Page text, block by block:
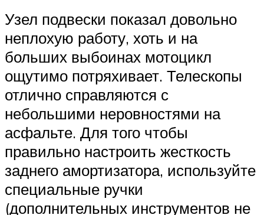
Узел подвески показал довольно
неплохую работу, хоть и на
больших выбоинах мотоцикл
ощутимо потряхивает. Телескопы
отлично справляются с
небольшими неровностями на
асфальте. Для того чтобы
правильно настроить жесткость
заднего амортизатора, используйте
специальные ручки
(дополнительных инструментов не